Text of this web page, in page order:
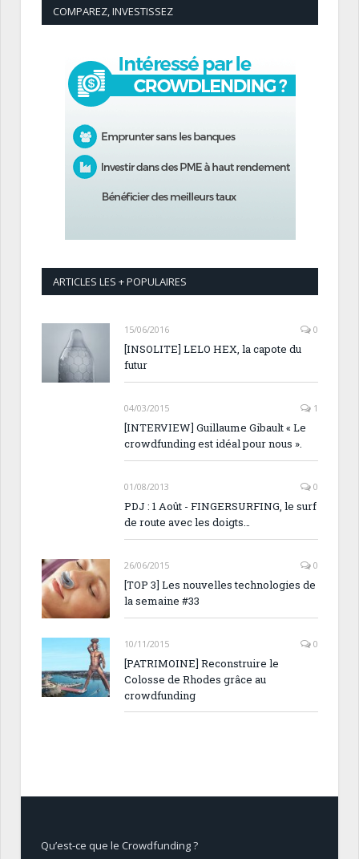
COMPAREZ, INVESTISSEZ
ARTICLES LES + POPULAIRES
15/06/2016 0
[INSOLITE] LELO HEX, la capote du
futur
04/03/2015 1
[INTERVIEW] Guillaume Gibault « Le
crowdfunding est idéal pour nous ».
01/08/2013 0
PDJ : 1 Août - FINGERSURFING, le surf
de route avec les doigts…
26/06/2015 0
[TOP 3] Les nouvelles technologies de
la semaine #33
10/11/2015 0
[PATRIMOINE] Reconstruire le
Colosse de Rhodes grâce au
crowdfunding
Qu’est-ce que le Crowdfunding ?